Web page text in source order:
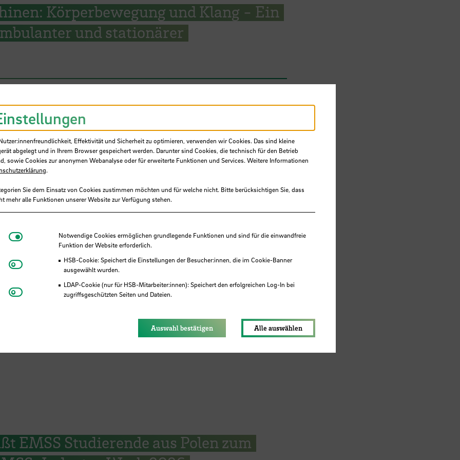
Körperbewegung und Klang - Ein
und stationärer
die Wurst“ – Studierende an der
Ideen für ihre akademische
EMSS Studierende aus Polen zum
Effektivität und Sicherheit zu optimieren, verwenden wir Cookies. Das sind kleine
abgelegt und in Ihrem Browser gespeichert werden. Darunter sind Cookies, die technisch für den Betrieb
sowie Cookies zur anonymen Webanalyse oder für erweiterte Funktionen und Services. Weitere Informationen
.
Sie dem Einsatz von Cookies zustimmen möchten und für welche nicht. Bitte berücksichtigen Sie, dass
mehr alle Funktionen unserer Website zur Verfügung stehen.
Notwendige CookiesNotwendige Cookies ermöglichen grundlegende Funktionen und sind für die einwandfreie
Funktion der Website erforderlich.
HSB-Cookie: Speichert die Einstellungen der Besucher:innen, die im Cookie-Banner
ausgewählt wurden.
LDAP-Cookie (nur für HSB-Mitarbeiter:innen): Speichert den erfolgreichen Log-In bei
zugriffsgeschützten Seiten und Dateien.
Matomo
Youtube
Auswahl bestätigen Alle auswählen